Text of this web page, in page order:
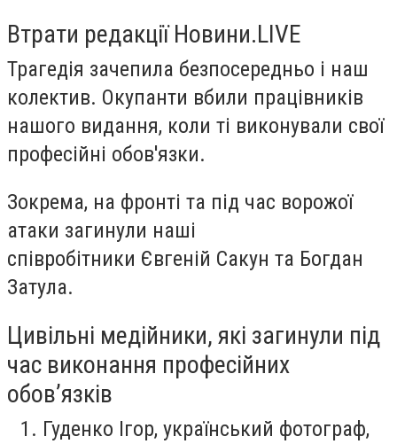
Втрати редакції Новини.LIVE
Трагедія зачепила безпосередньо і наш
колектив. Окупанти вбили працівників
нашого видання, коли ті виконували свої
професійні обов'язки.
Зокрема, на фронті та під час ворожої
атаки загинули наші
співробітники Євгеній Сакун та Богдан
Затула.
Цивільні медійники, які загинули під
час виконання професійних
обов’язків
Гуденко Ігор, український фотограф,